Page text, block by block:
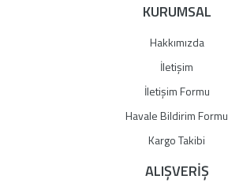
Ürün fiyatı diğer sitelerden daha pahalı.
Gönder
KURUMSAL
Hakkımızda
İletişim
İletişim Formu
Havale Bildirim Formu
Kargo Takibi
ALIŞVERİŞ